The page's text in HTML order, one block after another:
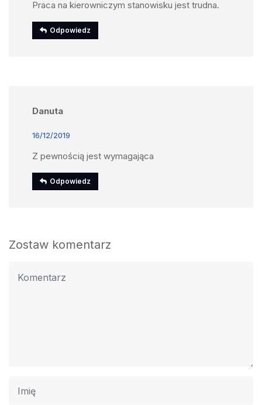
Praca na kierowniczym stanowisku jest trudna.
Odpowiedz
Danuta
16/12/2019
Z pewnością jest wymagająca
Odpowiedz
Zostaw komentarz